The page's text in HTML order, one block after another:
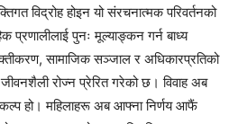
विद्रोह होइन यो संरचनात्मक परिवर्तनको
प्रणालीलाई पुनः मूल्याङ्कन गर्न बाध्य
सामाजिक सञ्जाल र अधिकारप्रतिको
रोज्न प्रेरित गरेको छ। विवाह अब
हो। महिलाहरू अब आफ्ना निर्णय आफैं